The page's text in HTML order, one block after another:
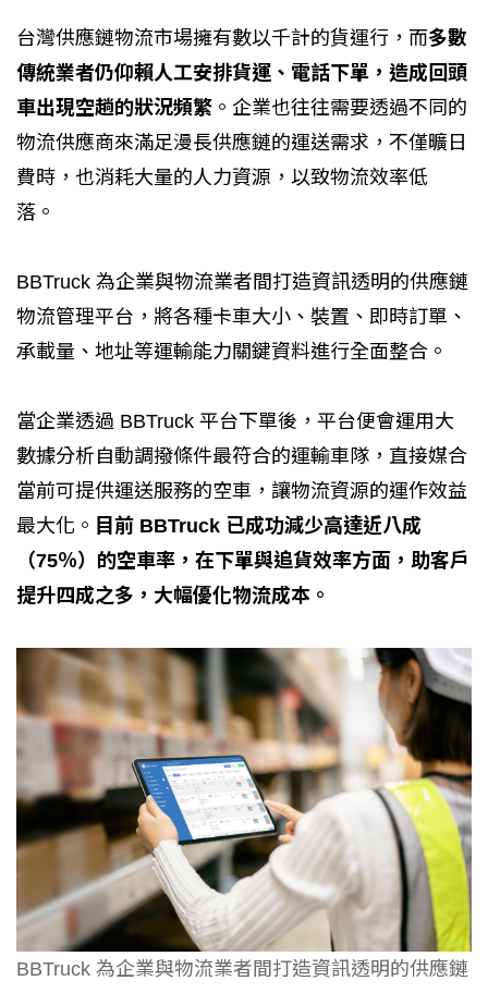
台灣供應鏈物流市場擁有數以千計的貨運行，而多數
傳統業者仍仰賴人工安排貨運、電話下單，造成回頭
車出現空趟的狀況頻繁 。企業也往往需要透過不同的
物流供應商來滿足漫長供應鏈的運送需求，不僅曠日
費時，也消耗大量的人力資源，以致物流效率低
落。
BBTruck 為企業與物流業者間打造資訊透明的供應鏈
物流管理平台，將各種卡車大小、裝置、即時訂單、
承載量、地址等運輸能力關鍵資料進行全面整合。
當企業透過 BBTruck 平台下單後，平台便會運用大
數據分析自動調撥條件最符合的運輸車隊，直接媒合
當前可提供運送服務的空車，讓物流資源的運作效益
最大化。 目前 BBTruck 已成功減少高達近八成
（75％）的空車率，在下單與追貨效率方面，助客戶
提升四成之多，大幅優化物流成本。
BBTruck 為企業與物流業者間打造資訊透明的供應鏈